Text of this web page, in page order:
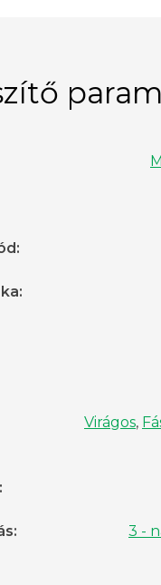
:
:
Virágos,
:
: 3 -